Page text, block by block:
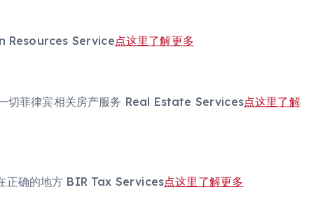
Resources Service点这里了解更多
菲律宾相关房产服务 Real Estate Services点这里了解
正确的地方 BIR Tax Services点这里了解更多